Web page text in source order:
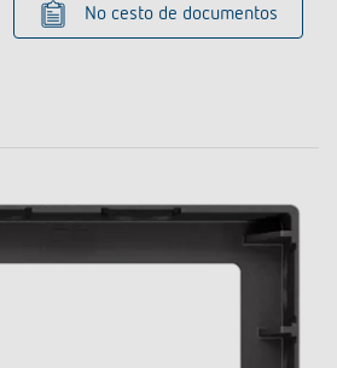
No cesto de documentos